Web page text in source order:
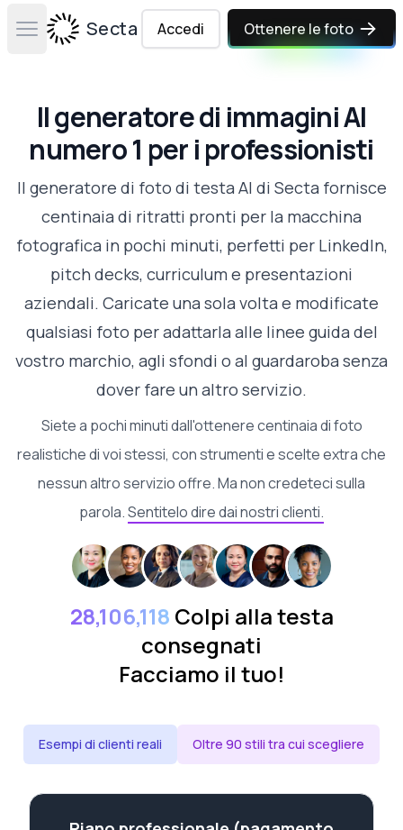
Open main menuSecta Labs
Accedi Ottenere le foto
Il generatore di immagini AI
numero 1 per i professionisti
Il generatore di foto di testa AI di Secta fornisce
centinaia di ritratti pronti per la macchina
fotografica in pochi minuti, perfetti per LinkedIn,
pitch decks, curriculum e presentazioni
aziendali. Caricate una sola volta e modificate
qualsiasi foto per adattarla alle linee guida del
vostro marchio, agli sfondi o al guardaroba senza
dover fare un altro servizio.
Siete a pochi minuti dall'ottenere centinaia di foto
realistiche di voi stessi, con strumenti e scelte extra che
nessun altro servizio offre. Ma non credeteci sulla
parola.Sentitelo dire dai nostri clienti.
28,106,118 Colpi alla testa
consegnati
Facciamo il tuo!
Esempi di clienti reali Oltre 90 stili tra cui scegliere